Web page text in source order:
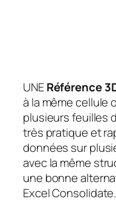
UNERéférence
à la même cellule
plusieurs feuilles
très pratique et
données sur
avec la même
une bonne
Excel Consolidate.